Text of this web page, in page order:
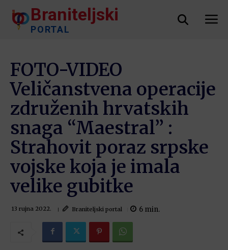
Braniteljski
PORTAL
FOTO-VIDEO
Veličanstvena operacije
združenih hrvatskih
snaga “Maestral” :
Strahovit poraz srpske
vojske koja je imala
velike gubitke
13 rujna 2022. Braniteljski portal 6 min.